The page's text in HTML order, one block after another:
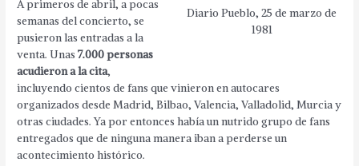
Diario Pueblo, 25 de marzo de
1981
A primeros de abril, a pocas
semanas del concierto, se
pusieron las entradas a la
venta. Unas7.000 personas
acudieron a la cita,
incluyendo cientos de fans que vinieron en autocares
organizados desde Madrid, Bilbao, Valencia, Valladolid, Murcia y
otras ciudades. Ya por entonces había un nutrido grupo de fans
entregados que de ninguna manera iban a perderse un
acontecimiento histórico.